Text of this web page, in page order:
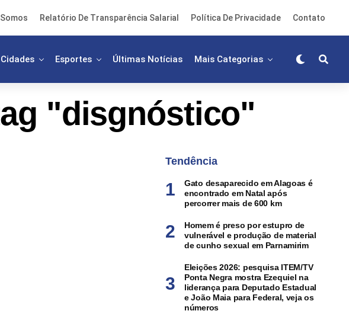
Relatório De Transparência Salarial Política De Privacidade Contato
Cidades Esportes Últimas Notícias Mais Categorias
"disgnóstico"
Tendência
Gato desaparecido em Alagoas é
encontrado em Natal após
percorrer mais de 600 km
Homem é preso por estupro de
vulnerável e produção de material
de cunho sexual em Parnamirim
Eleições 2026: pesquisa ITEM/TV
Ponta Negra mostra Ezequiel na
liderança para Deputado Estadual
e João Maia para Federal, veja os
números